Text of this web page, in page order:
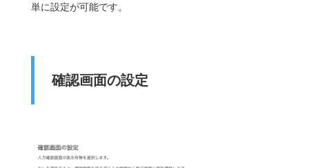
単に設定が可能です。
確認画面の設定